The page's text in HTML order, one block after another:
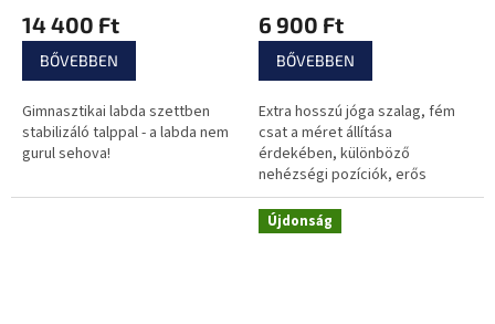
14 400 Ft
BŐVEBBEN
Gimnasztikai labda szettben
stabilizáló talppal - a labda nem
gurul sehova!
6 900 Ft
BŐVEBBEN
Extra hosszú jóga szalag, fém
csat a méret állítása
érdekében, különböző
nehézségi pozíciók, erős
varrás, segít legyőzni az egyéni
határokat.
Újdonság